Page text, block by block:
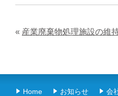
« 産業廃棄物処理施設の維
Home お知らせ 会